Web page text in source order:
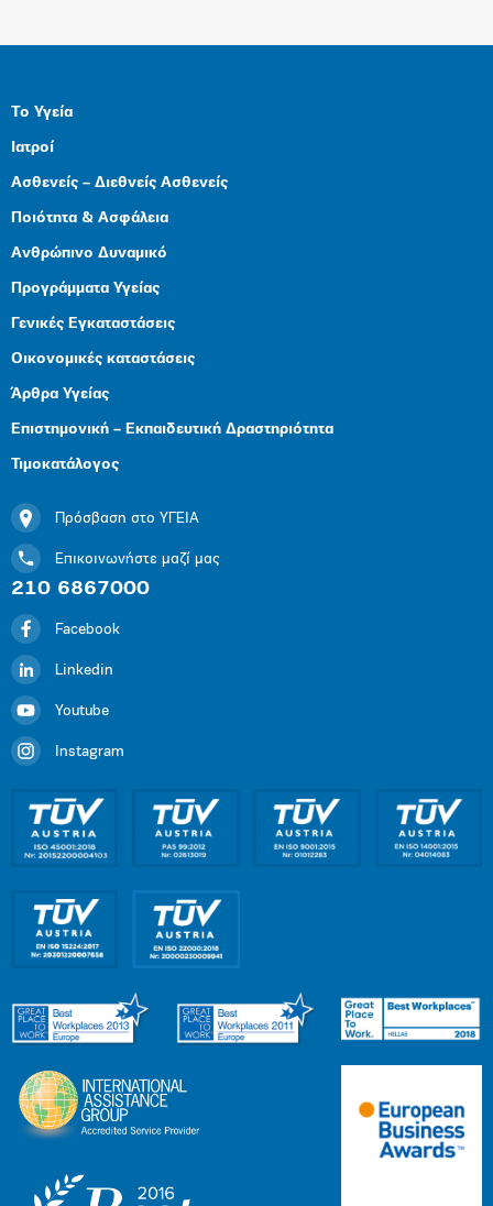
Το Υγεία
Ιατροί
Ασθενείς – Διεθνείς Ασθενείς
Ποιότητα & Ασφάλεια
Ανθρώπινο Δυναμικό
Προγράμματα Υγείας
Γενικές Εγκαταστάσεις
Οικονομικές καταστάσεις
Άρθρα Υγείας
Επιστημονική – Εκπαιδευτική Δραστηριότητα
Τιμοκατάλογος
Πρόσβαση στο ΥΓΕΙΑ
Επικοινωνήστε μαζί μας
210 6867000
Facebook
Linkedin
Youtube
Instagram